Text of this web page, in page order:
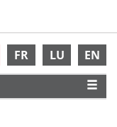
FR LU EN